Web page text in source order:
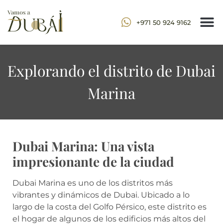
+971 50 924 9162
Explorando el distrito de Dubai
Marina
Dubai Marina: Una vista
impresionante de la ciudad
Dubai Marina es uno de los distritos más
vibrantes y dinámicos de Dubai. Ubicado a lo
largo de la costa del Golfo Pérsico, este distrito es
el hogar de algunos de los edificios más altos del